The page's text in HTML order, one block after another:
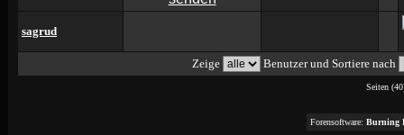
sagrud
Zeige Benutzer und Sortiere nach
Seiten
Forensoftware: Burning